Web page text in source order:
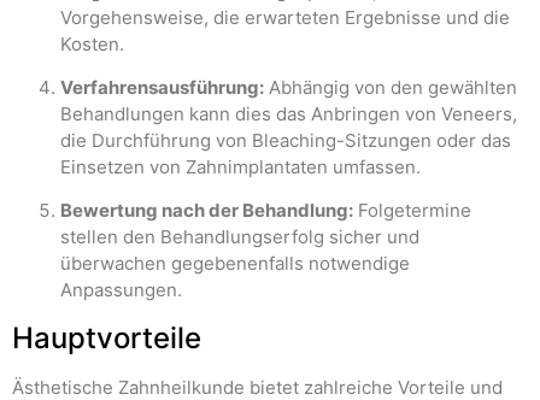
Vorgehensweise, die erwarteten Ergebnisse und die
Kosten.
Verfahrensausführung: Abhängig von den gewählten
Behandlungen kann dies das Anbringen von Veneers,
die Durchführung von Bleaching-Sitzungen oder das
Einsetzen von Zahnimplantaten umfassen.
Bewertung nach der Behandlung: Folgetermine
stellen den Behandlungserfolg sicher und
überwachen gegebenenfalls notwendige
Anpassungen.
Hauptvorteile
Ästhetische Zahnheilkunde bietet zahlreiche Vorteile und